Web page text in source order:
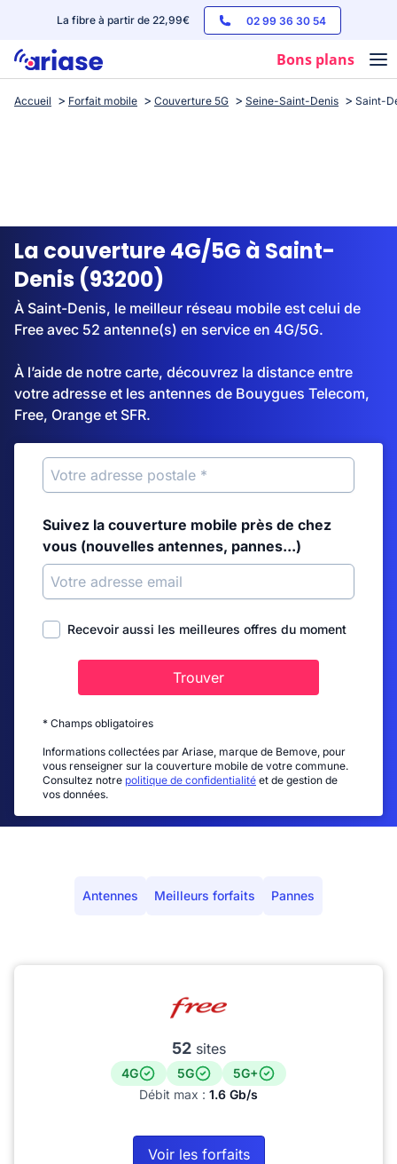
La fibre à partir de 22,99€ 02 99 36 30 54
Bons plans
Box internet
Streaming
Accueil Forfait mobile Couverture 5G Seine-Saint-Denis Saint-
La couverture 4G/5G à Saint-
Denis (93200)
À Saint-Denis, le meilleur réseau mobile est celui de
Free avec 52 antenne(s) en service en 4G/5G.
À l’aide de notre carte, découvrez la distance entre
votre adresse et les antennes de Bouygues Telecom,
Free, Orange et SFR.
Suivez la couverture mobile près de chez
vous (nouvelles antennes, pannes...)
Recevoir aussi les meilleures offres du moment
Trouver
* Champs obligatoires
Informations collectées par Ariase, marque de Bemove, pour
vous renseigner sur la couverture mobile de votre commune.
Consultez notre politique de confidentialité et de gestion de
vos données.
Antennes Meilleurs forfaits Pannes
52sites
4G 5G
5G+
Débit max : 1.6 Gb/s
Voir les forfaits